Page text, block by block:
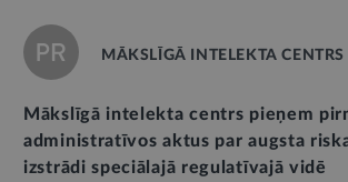
MĀKSLĪGĀ INTELEKTA CENTRS
Mākslīgā intelekta centrs pieņem
administratīvos aktus par augsta
izstrādi speciālajā regulatīvajā vidē